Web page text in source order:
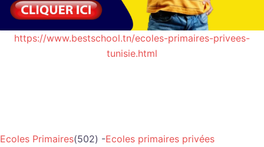
https://www.bestschool.tn/ecoles-primaires-privees-
tunisie.html
Ecoles Primaires(502) -Ecoles primaires privées